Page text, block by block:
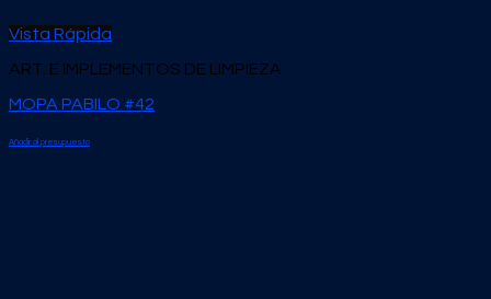
Vista Rápida
ART. E IMPLEMENTOS DE LIMPIEZA
MOPA PABILO #42
Añadir al presupuesto